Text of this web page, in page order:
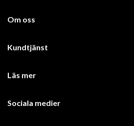
Om oss
Kundtjänst
Läs mer
Sociala medier